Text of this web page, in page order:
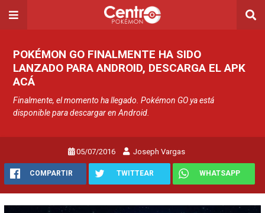
POKÉMON GO FINALMENTE HA SIDO
LANZADO PARA ANDROID, DESCARGA EL APK
ACÁ
Finalmente, el momento ha llegado. Pokémon GO ya está
disponible para descargar en Android.
05/07/2016 Joseph Vargas
COMPARTIR TWITTEAR WHATSAPP